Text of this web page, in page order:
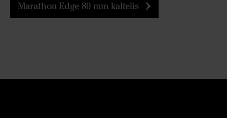
Marathon Edge 80 mm kaltelis